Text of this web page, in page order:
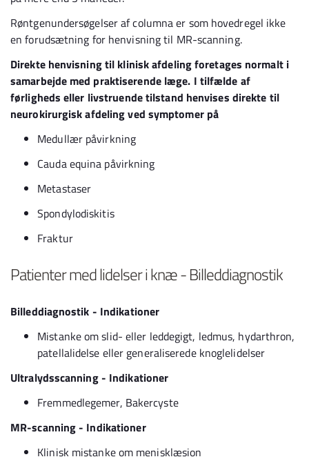
Røntgenundersøgelser af columna er som hovedregel ikke
en forudsætning for henvisning til MR-scanning.
Direkte henvisning til klinisk afdeling foretages normalt i
samarbejde med praktiserende læge. I tilfælde af
førligheds eller livstruende tilstand henvises direkte til
neurokirurgisk afdeling ved symptomer på
Medullær påvirkning
Cauda equina påvirkning
Metastaser
Spondylodiskitis
Fraktur
Patienter med lidelser i knæ - Billeddiagnostik
Billeddiagnostik - Indikationer
Mistanke om slid- eller leddegigt, ledmus, hydarthron,
patellalidelse eller generaliserede knoglelidelser
Ultralydsscanning - Indikationer
Fremmedlegemer, Bakercyste
MR-scanning - Indikationer
Klinisk mistanke om menisklæsion